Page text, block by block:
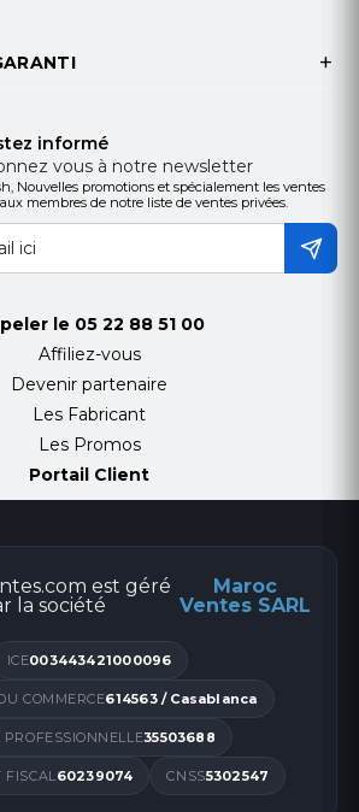
informé
vous à notre newsletter
Nouvelles promotions et spécialement les ventes
membres de notre liste de ventes privées.
le 05 22 88 51 00
Affiliez-vous
Devenir partenaire
Les Fabricant
Les Promos
Portail Client
est géré
la société
Maroc
Ventes SARL
ICE003443421000096
COMMERCE614563 / Casablanca
PROFESSIONNELLE35503688
FISCAL60239074 CNSS5302547